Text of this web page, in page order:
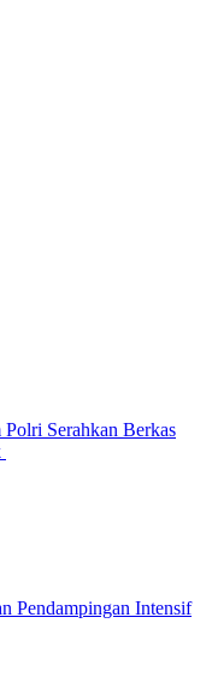
Serahkan Berkas
Pendampingan Intensif